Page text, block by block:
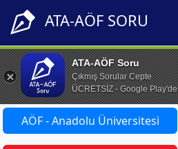
ATA-AÖF SORU
ATA-AÖF Soru
Çıkmış Sorular Cepte
ÜCRETSİZ - Google Play'de
AÖF - Anadolu Üniversitesi